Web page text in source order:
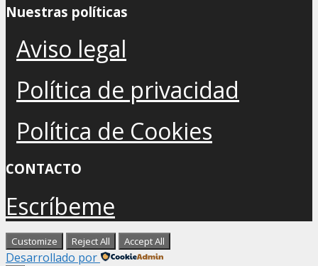
Nuestras políticas
Aviso legal
Política de privacidad
Política de Cookies
CONTACTO
Escríbeme
Customize Reject All Accept All
Desarrollado por